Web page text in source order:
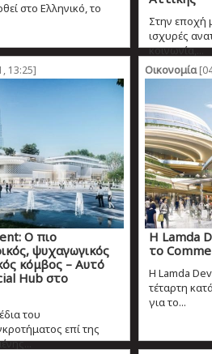
στο Ελληνικό, το
Στην εποχή
ισχυρές
κοινωνία,...
13:25]
O πιο
ψυχαγωγικός
κόμβος – Αυτό
Hub στο
του
επί της
Οικονομία
H Lamda
το
Η Lamda
τέταρτη
για το...